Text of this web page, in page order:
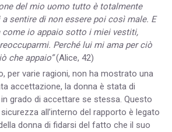
del mio uomo tutto è totalmente
sentire di non essere poi così male. E
come io appaio sotto i miei vestiti,
Perché lui mi ama per ciò
che appaio”(Alice, 42)
per varie ragioni, non ha mostrato una
accettazione, la donna è stata di
grado di accettare se stessa. Questo
all’interno del rapporto è legato
donna di fidarsi del fatto che il suo